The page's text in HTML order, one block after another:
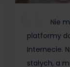
Nie
platformy
Internecie.
stałych, a